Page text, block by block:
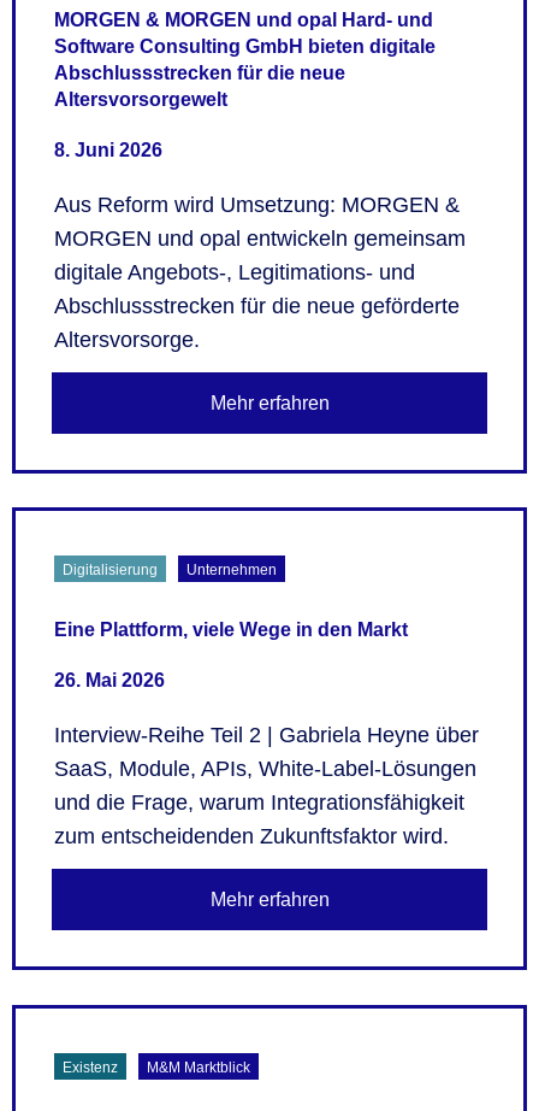
MORGEN & MORGEN und opal Hard- und
Software Consulting GmbH bieten digitale
Abschlussstrecken für die neue
Altersvorsorgewelt
8. Juni 2026
Aus Reform wird Umsetzung: MORGEN &
MORGEN und opal entwickeln gemeinsam
digitale Angebots-, Legitimations- und
Abschlussstrecken für die neue geförderte
Altersvorsorge.
Mehr erfahren
Digitalisierung Unternehmen
Eine Plattform, viele Wege in den Markt
26. Mai 2026
Interview-Reihe Teil 2 | Gabriela Heyne über
SaaS, Module, APIs, White-Label-Lösungen
und die Frage, warum Integrationsfähigkeit
zum entscheidenden Zukunftsfaktor wird.
Mehr erfahren
Existenz M&M Marktblick